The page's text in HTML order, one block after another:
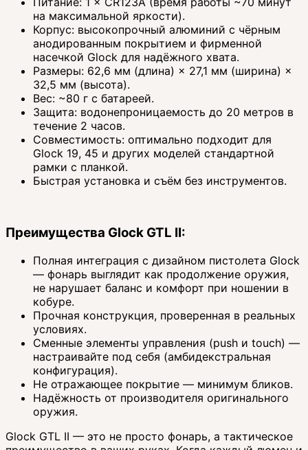
на максимальной яркости).
Корпус: высокопрочный алюминий с чёрным
анодированным покрытием и фирменной
насечкой Glock для надёжного хвата.
Размеры: 62,6 мм (длина) × 27,1 мм (ширина) ×
32,5 мм (высота).
Вес: ~80 г с батареей.
Защита: водонепроницаемость до 20 метров в
течение 2 часов.
Совместимость: оптимально подходит для
Glock 19, 45 и других моделей стандартной
рамки с планкой.
Быстрая установка и съём без инструментов.
Преимущества Glock GTL II:
Полная интеграция с дизайном пистолета Glock
— фонарь выглядит как продолжение оружия,
не нарушает баланс и комфорт при ношении в
кобуре.
Прочная конструкция, проверенная в реальных
условиях.
Сменные элементы управления (push и touch) —
настраивайте под себя (амбидекстральная
конфигурация).
Не отражающее покрытие — минимум бликов.
Надёжность от производителя оригинального
оружия.
Glock GTL II — это не просто фонарь, а тактическое